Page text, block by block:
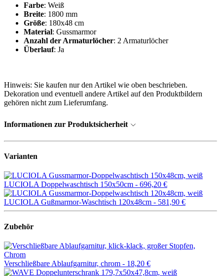
Farbe: Weiß
Breite: 1800 mm
Größe: 180x48 cm
Material: Gussmarmor
Anzahl der Armaturlöcher: 2 Armaturlöcher
Überlauf: Ja
Hinweis: Sie kaufen nur den Artikel wie oben beschrieben.
Dekoration und eventuell andere Artikel auf den Produktbildern
gehören nicht zum Lieferumfang.
Informationen zur Produktsicherheit
Varianten
LUCIOLA Doppelwaschtisch 150x50cm - 696,20 €
LUCIOLA Gußmarmor-Waschtisch 120x48cm - 581,90 €
Zubehör
Verschließbare Ablaufgarnitur, chrom - 18,20 €